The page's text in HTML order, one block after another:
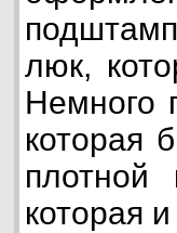
люк,
Немного
которая
плотной
которая